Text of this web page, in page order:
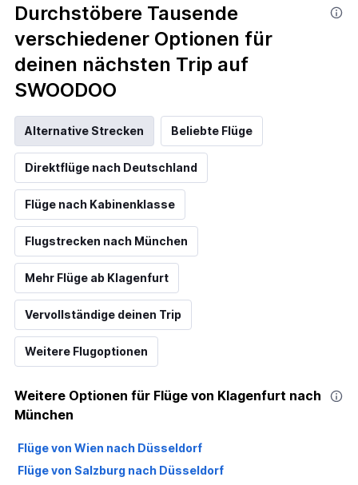
Durchstöbere Tausende
verschiedener Optionen für
deinen nächsten Trip auf
SWOODOO
Alternative Strecken Beliebte Flüge
Direktflüge nach Deutschland
Flüge nach Kabinenklasse
Flugstrecken nach München
Mehr Flüge ab Klagenfurt
Vervollständige deinen Trip
Weitere Flugoptionen
Weitere Optionen für Flüge von Klagenfurt nach
München
Flüge von Wien nach Düsseldorf
Flüge von Salzburg nach Düsseldorf